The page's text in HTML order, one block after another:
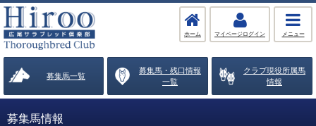
ホーム マイページログイン メニュー
募集馬一覧
募集馬・残口情報
一覧
クラブ現役所属馬
情報
募集馬情報